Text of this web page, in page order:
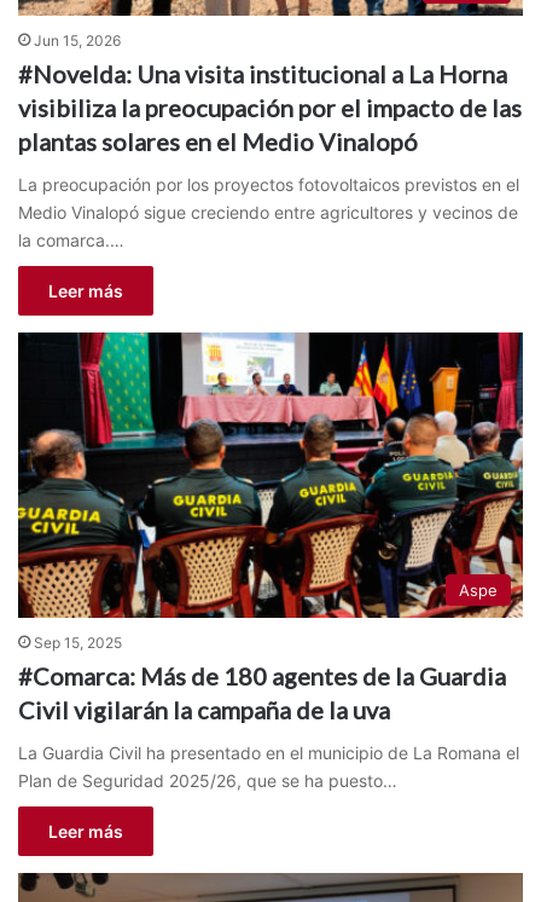
Jun 15, 2026
#Novelda: Una visita institucional a La Horna
visibiliza la preocupación por el impacto de las
plantas solares en el Medio Vinalopó
La preocupación por los proyectos fotovoltaicos previstos en el
Medio Vinalopó sigue creciendo entre agricultores y vecinos de
la comarca.…
Leer más
Aspe
Sep 15, 2025
#Comarca: Más de 180 agentes de la Guardia
Civil vigilarán la campaña de la uva
La Guardia Civil ha presentado en el municipio de La Romana el
Plan de Seguridad 2025/26, que se ha puesto…
Leer más